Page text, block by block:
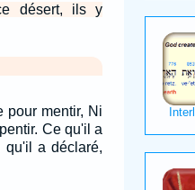
désert, ils y
pour mentir, Ni
Ce qu'il a
a déclaré,